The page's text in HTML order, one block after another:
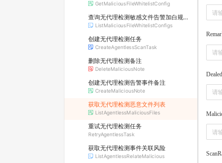
GetMaliciousFileWhitelistConfig
查询无代理检测敏感文件告警加白规则列表
ListMaliciousFileWhitelistConfigs
创建无代理检测任务
CreateAgentlessScanTask
删除无代理检测备注
DeleteMaliciousNote
创建无代理检测告警事件备注
CreateMaliciousNote
获取无代理检测恶意文件列表
ListAgentlessMaliciousFiles
重试无代理检测任务
RetryAgentlessTask
获取无代理检测事件关联风险
ListAgentlessRelateMalicious
Dealed